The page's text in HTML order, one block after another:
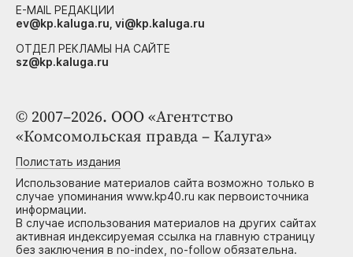
© 2007–2026. ООО «Агентство
«Комсомольская правда – Калуга»
Полистать издания
Использование материалов сайта возможно только в
случае упоминания www.kp40.ru как первоисточника
информации.
В случае использования материалов на других сайтах
активная индексируемая ссылка на главную страницу
без заключения в no-index, no-follow обязательна.
E-MAIL РЕДАКЦИИ
ev@kp.kaluga.ru, vi@kp.kaluga.ru
ОТДЕЛ РЕКЛАМЫ НА САЙТЕ
sz@kp.kaluga.ru